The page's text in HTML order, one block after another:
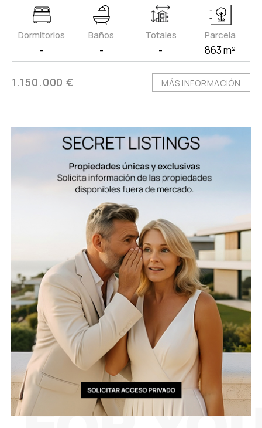
Dormitorios
-
Baños
-
Totales
-
Parcela
863 m²
1.150.000 € MÁS INFORMACIÓN